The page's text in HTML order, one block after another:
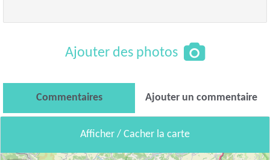
Ajouter des photos
Commentaires Ajouter un commentaire
Afficher / Cacher la carte